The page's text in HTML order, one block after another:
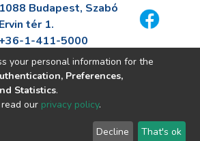
1088 Budapest, Szabó
Ervin tér 1.
+36-1-411-5000
fszek.hu
your personal information for the
Preferences,
Statistics.
our privacy policy.
Decline That's ok